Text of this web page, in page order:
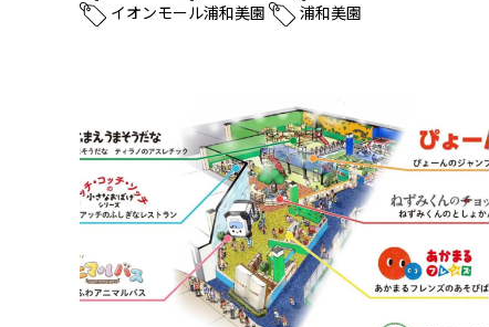
イオンモール浦和美園
浦和美園